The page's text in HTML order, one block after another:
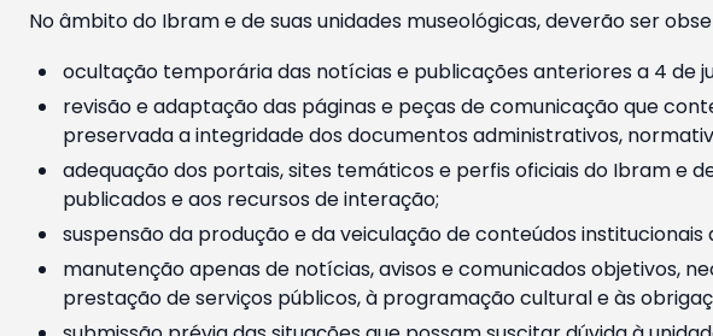
No âmbito do Ibram e de suas unidades museológicas, deverão ser
ocultação temporária das notícias e publicações anteriores a 4 de
revisão e adaptação das páginas e peças de comunicação que
preservada a integridade dos documentos administrativos,
adequação dos portais, sites temáticos e perfis oficiais do Ibram e
publicados e aos recursos de interação;
suspensão da produção e da veiculação de conteúdos
manutenção apenas de notícias, avisos e comunicados objetivos,
prestação de serviços públicos, à programação cultural e às